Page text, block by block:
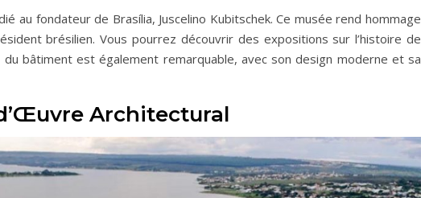
au fondateur de Brasília, Juscelino Kubitschek. Ce musée rend hommage
brésilien. Vous pourrez découvrir des expositions sur l’histoire de
du bâtiment est également remarquable, avec son design moderne et sa
Architectural